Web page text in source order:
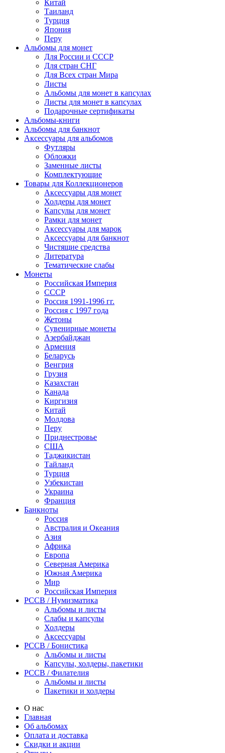
Китай
Таиланд
Турция
Япония
Перу
Альбомы для монет
Для России и СССР
Для стран СНГ
Для Всех стран Мира
Листы
Альбомы для монет в капсулах
Листы для монет в капсулах
Подарочные сертификаты
Альбомы-книги
Альбомы для банкнот
Аксессуары для альбомов
Футляры
Обложки
Заменные листы
Комплектующие
Товары для Коллекционеров
Аксессуары для монет
Холдеры для монет
Капсулы для монет
Рамки для монет
Аксессуары для марок
Аксессуары для банкнот
Чистящие средства
Литература
Тематические слабы
Монеты
Российская Империя
СССР
Россия 1991-1996 гг.
Россия с 1997 года
Жетоны
Сувенирные монеты
Азербайджан
Армения
Беларусь
Венгрия
Грузия
Казахстан
Канада
Киргизия
Китай
Молдова
Перу
Приднестровье
США
Таджикистан
Тайланд
Турция
Узбекистан
Украина
Франция
Банкноты
Россия
Австралия и Океания
Азия
Африка
Европа
Северная Америка
Южная Америка
Мир
Российская Империя
PCCB / Нумизматика
Альбомы и листы
Слабы и капсулы
Холдеры
Аксессуары
PCCB / Бонистика
Альбомы и листы
Капсулы, холдеры, пакетики
PCCB / Филателия
Альбомы и листы
Пакетики и холдеры
О нас
Главная
Об альбомах
Оплата и доставка
Скидки и акции